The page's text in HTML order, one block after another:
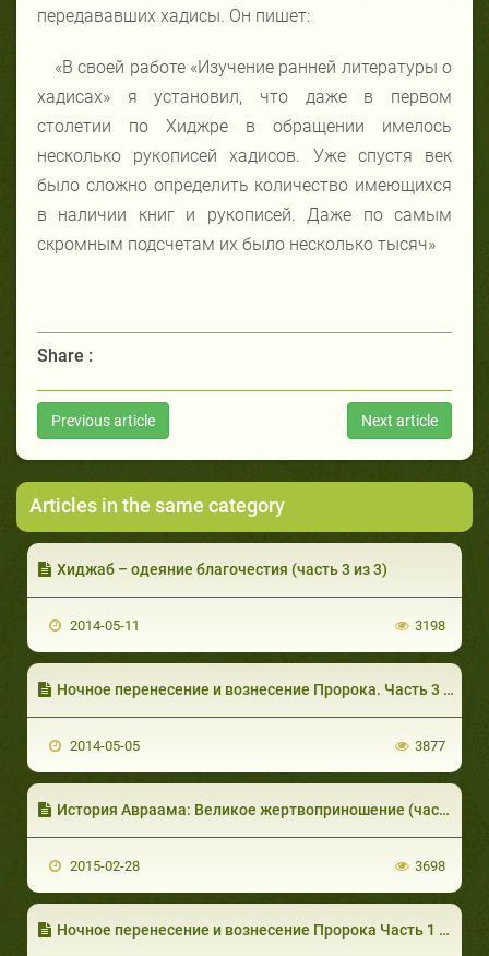
передававших хадисы. Он пишет:
«В своей работе «Изучение ранней литературы о
хадисах» я установил, что даже в первом
столетии по Хиджре в обращении имелось
несколько рукописей хадисов. Уже спустя век
было сложно определить количество имеющихся
в наличии книг и рукописей. Даже по самым
скромным подсчетам их было несколько тысяч»
Share :
Previous article Next article
Articles in the same category
Хиджаб – одеяние благочестия (часть 3 из 3)
2014-05-11 3198
Ночное перенесение и вознесение Пророка. Часть 3 из 6: Вознесение
2014-05-05 3877
История Авраама: Великое жертвоприношение (часть 6 из 7)
2015-02-28 3698
Ночное перенесение и вознесение Пророка Часть 1 из 6: О ночном перенесении